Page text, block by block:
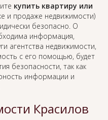
купить квартиру или
и продаже недвижимости)
безопасно. О
информация,
агентства недвижимости,
с его помощью, будет
безопасности, так как
информации и
Красилов